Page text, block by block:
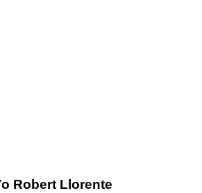
Robert Llorente